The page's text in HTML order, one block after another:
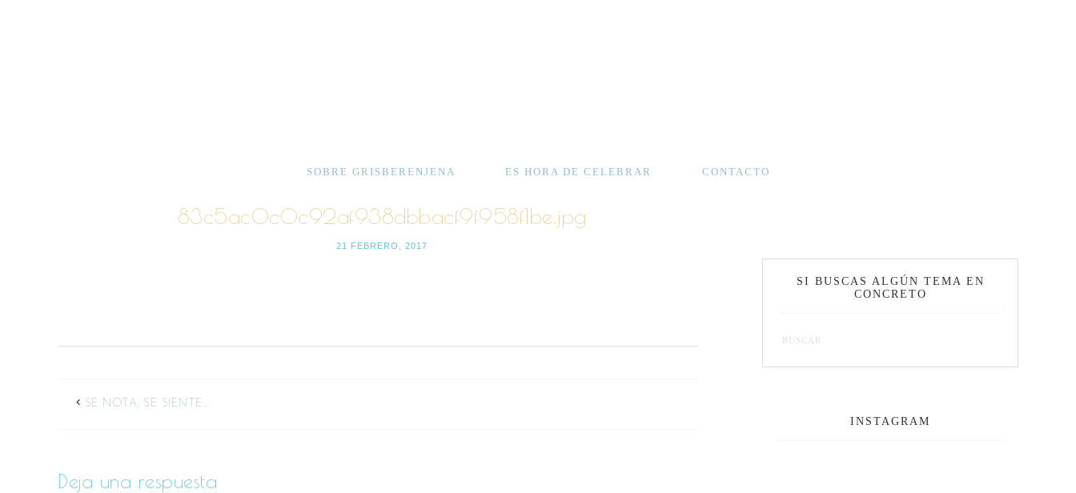
SOBRE GRISBERENJENA ES HORA DE CELEBRAR CONTACTO
83c5ac0c0c92af938dbbacf9f958f1be.jpg
21 FEBRERO, 2017
SE NOTA, SE SIENTE…
Deja una respuesta
SI BUSCAS ALGÚN TEMA EN
CONCRETO
INSTAGRAM